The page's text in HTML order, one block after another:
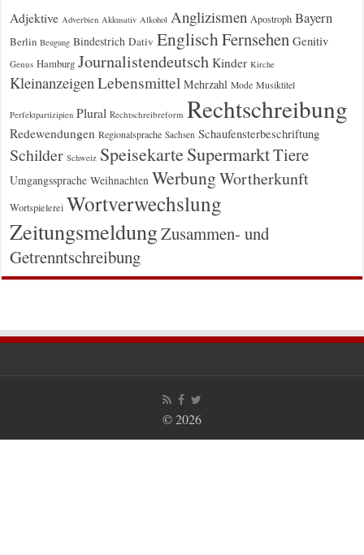
Adjektive Adverbien Akkusativ Alkohol Anglizismen Apostroph Bayern
Berlin Beugung Bindestrich Dativ EnglischFernsehen Genitiv
Genus Hamburg Journalistendeutsch Kinder Kirche
KleinanzeigenLebensmittel Mehrzahl Mode Musiktitel
Perfektpartizipien Plural Rechtschreibreform Rechtschreibung
Redewendungen Regionalsprache Sachsen Schaufensterbeschriftung
Schilder Schweiz Speisekarte SupermarktTiere
Umgangssprache Weihnachten WerbungWortherkunft
Wortspielerei Wortverwechslung
ZeitungsmeldungZusammen- und
Getrenntschreibung
© 2026